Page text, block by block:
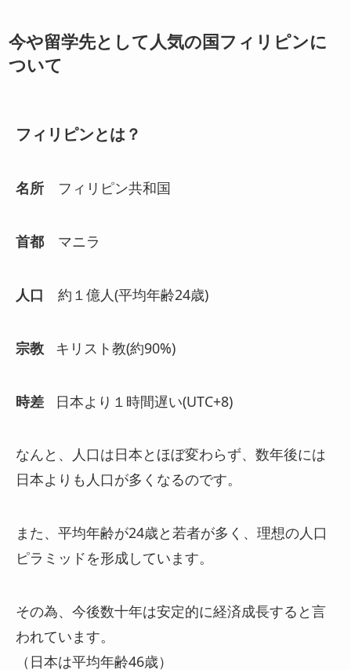
今や留学先として人気の国フィリピンに
ついて
フィリピンとは？
名所 フィリピン共和国
首都 マニラ
人口 約１億人(平均年齢24歳)
宗教 キリスト教(約90%)
時差 日本より１時間遅い(UTC+8)
なんと、人口は日本とほぼ変わらず、数年後には
日本よりも人口が多くなるのです。
また、平均年齢が24歳と若者が多く、理想の人口
ピラミッドを形成しています。
その為、今後数十年は安定的に経済成長すると言
われています。
（日本は平均年齢46歳）